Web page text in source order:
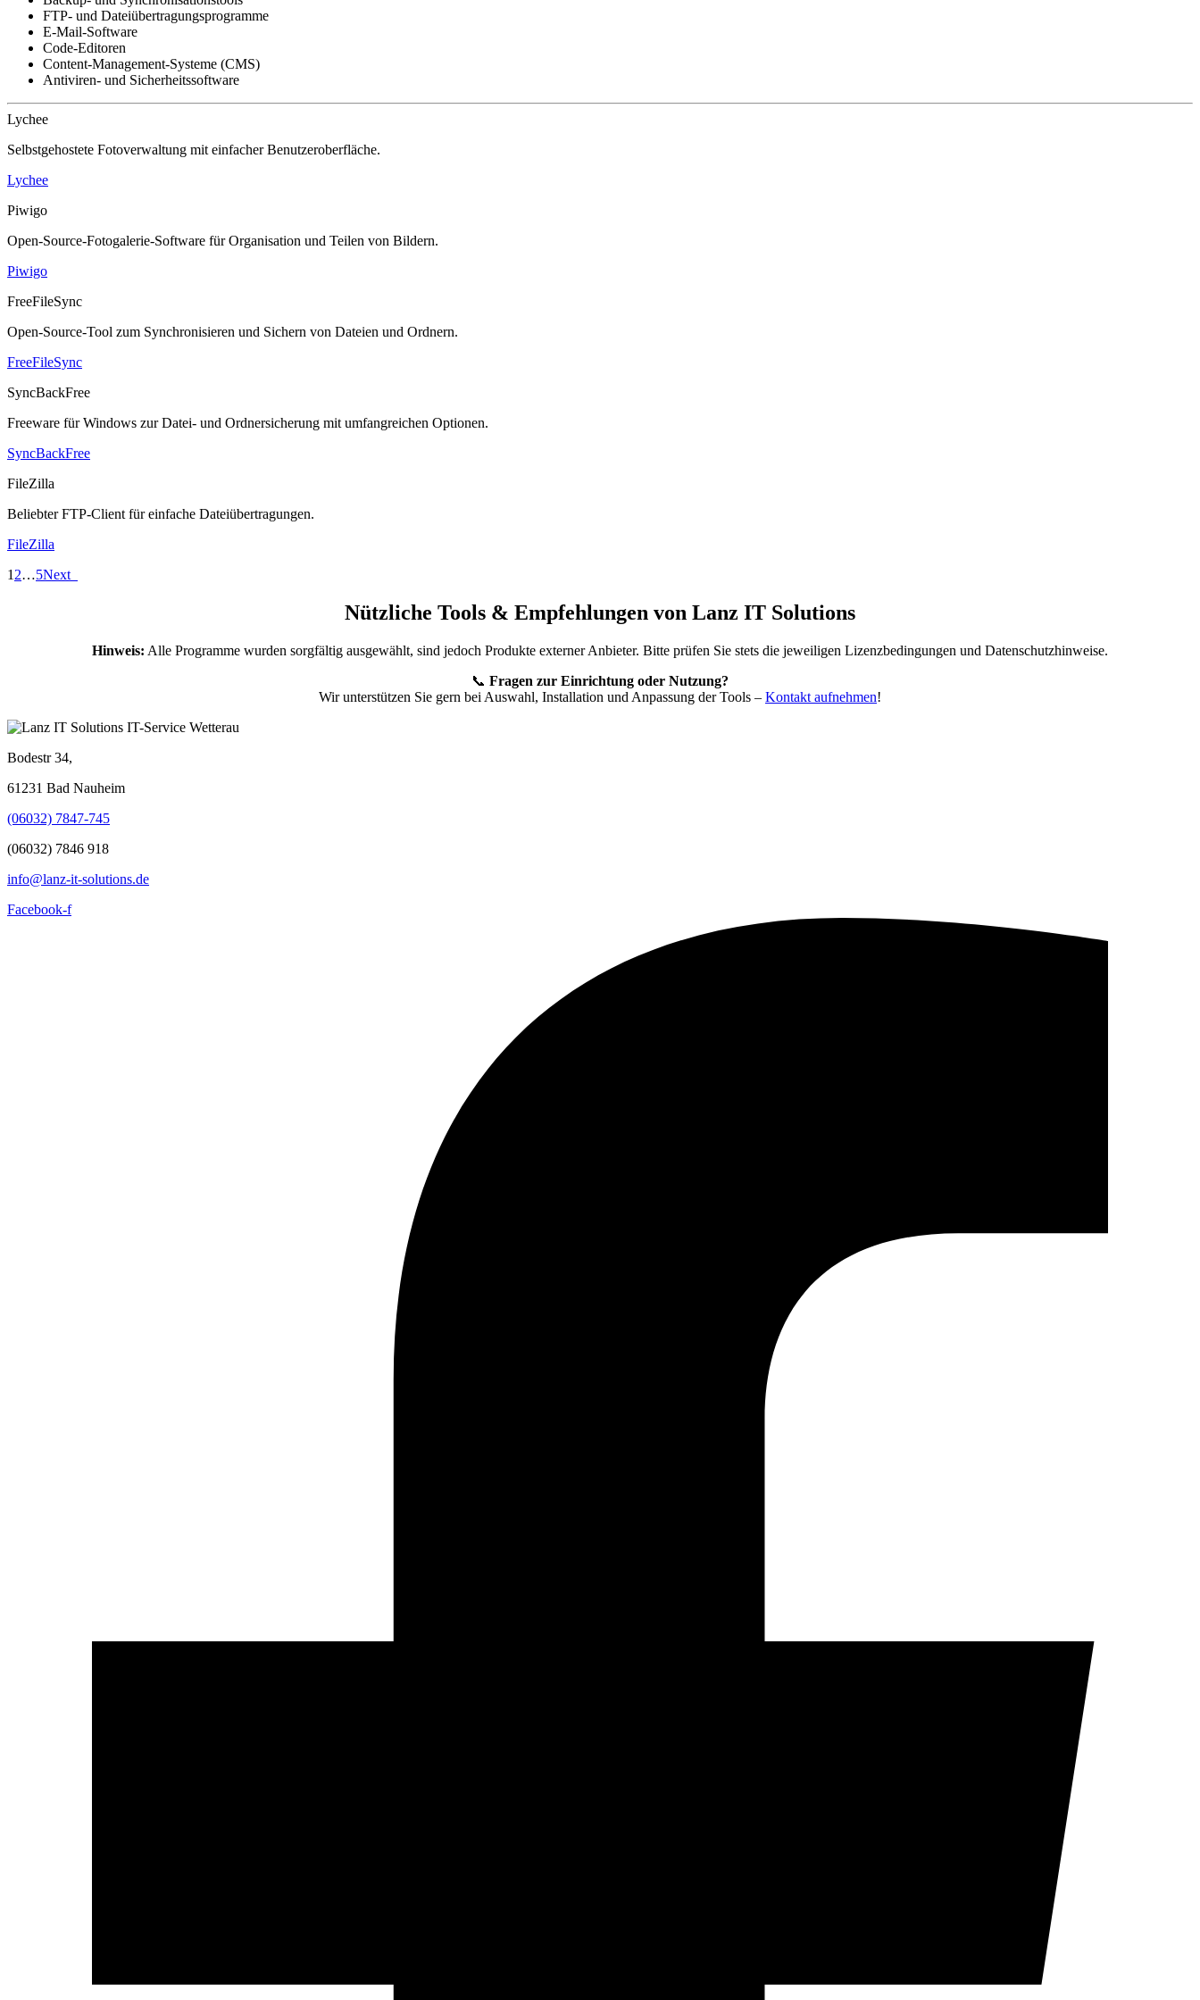
FTP- und Dateiübertragungsprogramme
E-Mail-Software
Code-Editoren
Content-Management-Systeme (CMS)
Antiviren- und Sicherheitssoftware
Lychee
Selbstgehostete Fotoverwaltung mit einfacher Benutzeroberfläche.
Lychee
Piwigo
Open-Source-Fotogalerie-Software für Organisation und Teilen von Bildern.
Piwigo
FreeFileSync
Open-Source-Tool zum Synchronisieren und Sichern von Dateien und Ordnern.
FreeFileSync
SyncBackFree
Freeware für Windows zur Datei- und Ordnersicherung mit umfangreichen Optionen.
SyncBackFree
FileZilla
Beliebter FTP-Client für einfache Dateiübertragungen.
FileZilla
1 2…5Next
Nützliche Tools & Empfehlungen von Lanz IT Solutions
Hinweis: Alle Programme wurden sorgfältig ausgewählt, sind jedoch Produkte externer Anbieter. Bitte prüfen Sie stets die jeweiligen Lizenzbedingungen und Datenschutzhinweise.
📞 Fragen zur Einrichtung oder Nutzung?
Wir unterstützen Sie gern bei Auswahl, Installation und Anpassung der Tools – Kontakt aufnehmen!
Bodestr 34,
61231 Bad Nauheim
(06032) 7847-745
(06032) 7846 918
info@lanz-it-solutions.de
Facebook-f